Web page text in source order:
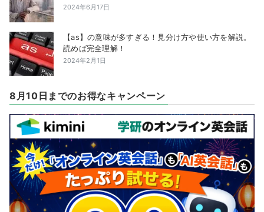
2024年6月17日
【as】の意味が多すぎる！見分け方や使い方を解説。
読めば完全理解！
2024年2月1日
8月10日までのお得なキャンペーン